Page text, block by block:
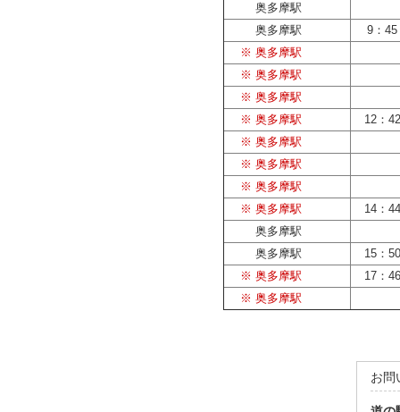
奥多摩駅
奥多摩駅
9：45
※ 奥多摩駅
※ 奥多摩駅
※ 奥多摩駅
※ 奥多摩駅
12：42
※ 奥多摩駅
※ 奥多摩駅
※ 奥多摩駅
※ 奥多摩駅
14：44
奥多摩駅
奥多摩駅
15：50
※ 奥多摩駅
17：46
※ 奥多摩駅
お問